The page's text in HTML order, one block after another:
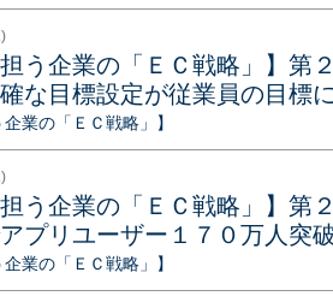
担う企業の「ＥＣ戦略」】
な目標設定が従業員の目標
企業の「ＥＣ戦略」】
担う企業の「ＥＣ戦略」】
プリユーザー１７０万人突
企業の「ＥＣ戦略」】